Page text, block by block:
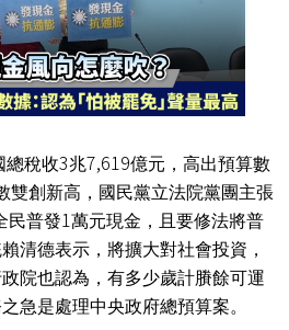
總稅收3兆7,619億元，高出預算數
雙創新高，國民黨立法院黨團主張
民普發1 萬元現金，且要修法將普
清德表示，將擴大對社會投資，
院也認為，有多少歲計賸餘可運
急是處理中央政府總預算案。